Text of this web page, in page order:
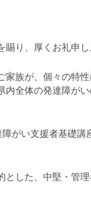
り、厚くお礼申し
族が、個々の特
全体の発達障が
がい支援者基礎講
した、中堅・管